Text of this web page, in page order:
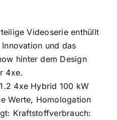
Videoserie enthüllt
und das
hinter dem Design
4xe.
4xe Hybrid 100 kW
Werte, Homologation
Kraftstoffverbrauch: